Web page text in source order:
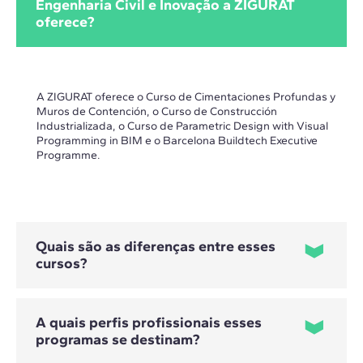
Engenharia Civil e Inovação a ZIGURAT
oferece?
A ZIGURAT oferece o Curso de Cimentaciones Profundas y
Muros de Contención, o Curso de Construcción
Industrializada, o Curso de Parametric Design with Visual
Programming in BIM e o Barcelona Buildtech Executive
Programme.
Quais são as diferenças entre esses
cursos?
- O Curso de Cimentaciones Profundas y Muros de
A quais perfis profissionais esses
programas se destinam?